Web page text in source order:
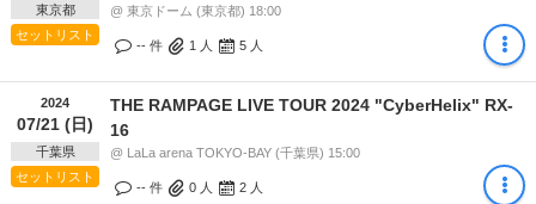
東京都
セットリスト
@ 東京ドーム (東京都) 18:00
-- 件 1 人 5 人
2024
07/21 (日)
千葉県
セットリスト
THE RAMPAGE LIVE TOUR 2024 "CyberHelix" RX-
16
@ LaLa arena TOKYO-BAY (千葉県) 15:00
-- 件 0 人 2 人